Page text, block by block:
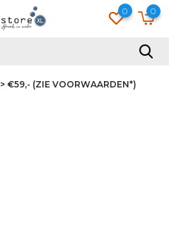
0 0
€59,- (ZIE VOORWAARDEN*)